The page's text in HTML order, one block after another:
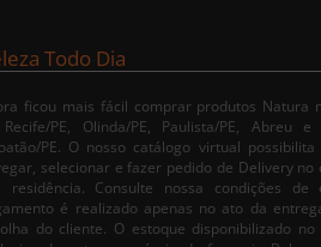
Todo Dia
ficou mais fácil comprar produtos Natura
PE, Olinda/PE, Paulista/PE, Abreu e
PE. O nosso catálogo virtual
selecionar e fazer pedido de Delivery no
residência. Consulte nossa condições de
é realizado apenas no ato da
do cliente. O estoque disponibilizado